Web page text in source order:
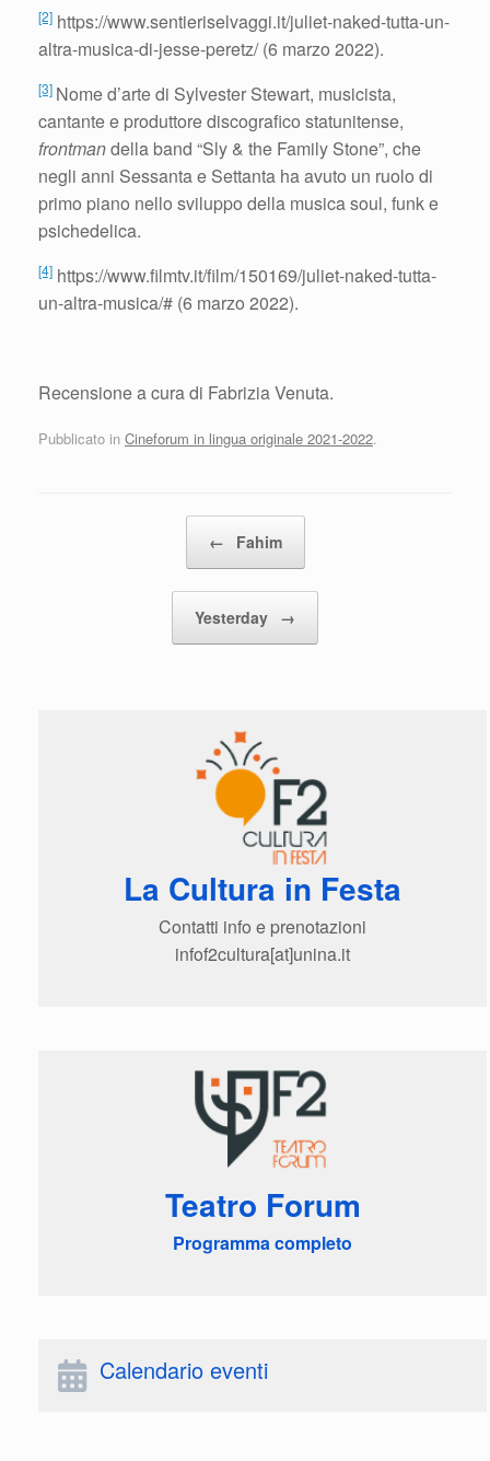
[2] https://www.sentieriselvaggi.it/juliet-naked-tutta-un-
altra-musica-di-jesse-peretz/ (6 marzo 2022).
[3] Nome d’arte di Sylvester Stewart, musicista,
cantante e produttore discografico statunitense,
frontmandella band “Sly & the Family Stone”, che
negli anni Sessanta e Settanta ha avuto un ruolo di
primo piano nello sviluppo della musica soul, funk e
psichedelica.
[4] https://www.filmtv.it/film/150169/juliet-naked-tutta-
un-altra-musica/# (6 marzo 2022).
Recensione a cura di Fabrizia Venuta.
Pubblicato in Cineforum in lingua originale 2021-2022.
← Fahim
Yesterday →
La Cultura in Festa
Contatti info e prenotazioni
infof2cultura[at]unina.it
Teatro Forum
Programma completo
Calendario eventi